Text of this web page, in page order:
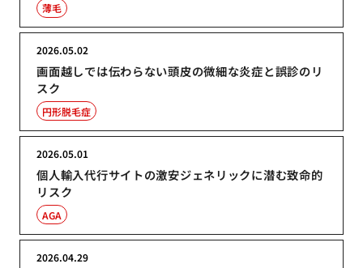
薄毛
画面越しでは伝わらない頭皮の微細な炎症と誤診のリ
スク
2026.05.02
円形脱毛症
個人輸入代行サイトの激安ジェネリックに潜む致命的
リスク
2026.05.01
AGA
2026.04.29